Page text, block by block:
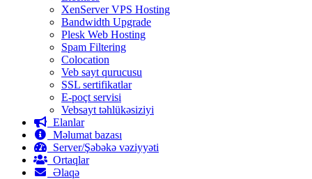
XenServer VPS Hosting
Bandwidth Upgrade
Plesk Web Hosting
Spam Filtering
Colocation
Veb sayt qurucusu
SSL sertifikatlar
E-poçt servisi
Vebsayt təhlükəsiziyi
Elanlar
Məlumat bazası
Server/Şəbəkə vəziyyəti
Ortaqlar
Əlaqə